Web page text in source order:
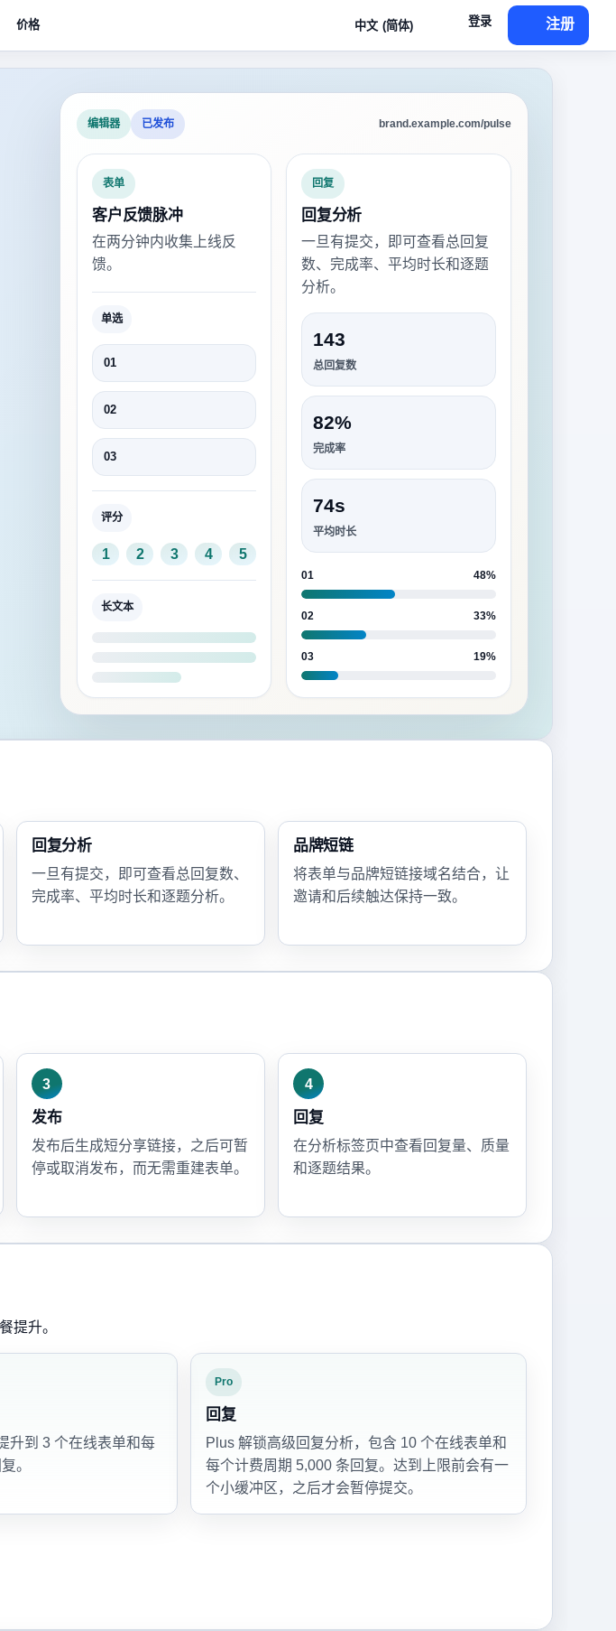
价格 中文 (简体) 登录 注册
编辑器 已发布 brand.example.com/pulse
表单
客户反馈脉冲
在两分钟内收集上线反
馈。
单选
01
02
03
评分
1 2 3 4 5
长文本
回复
回复分析
一旦有提交，即可查看总回复
数、完成率、平均时长和逐题
分析。
143
总回复数
82%
完成率
74s
平均时长
01 48%
02 33%
03 19%
回复分析
一旦有提交，即可查看总回复数、
完成率、平均时长和逐题分析。
品牌短链
将表单与品牌短链接域名结合，让
邀请和后续触达保持一致。
3
发布
发布后生成短分享链接，之后可暂
停或取消发布，而无需重建表单。
4
回复
在分析标签页中查看回复量、质量
和逐题结果。
提升。
升到 3 个在线表单和每
。
Pro
回复
Plus 解锁高级回复分析，包含 10 个在线表单和
每个计费周期 5,000 条回复。达到上限前会有一
个小缓冲区，之后才会暂停提交。